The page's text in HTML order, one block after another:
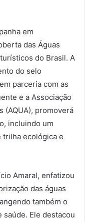
em
das Águas
do Brasil. A
do selo
parceria com as
e a Associação
(AQUA), promoverá
incluindo um
trilha ecológica e
Amaral, enfatizou
das águas
também o
Ele destacou